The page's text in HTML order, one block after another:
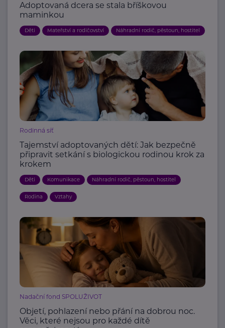
Adoptovaná dcera se stala bříškovou
maminkou
Děti Mateřství a rodičovství Náhradní rodič, pěstoun, hostitel
Rodinná síť
Tajemství adoptovaných dětí: Jak bezpečně
připravit setkání s biologickou rodinou krok za
krokem
Děti Komunikace Náhradní rodič, pěstoun, hostitel
Rodina Vztahy
Nadační fond SPOLUŽIVOT
Objetí, pohlazení nebo přání na dobrou noc.
Věci, které nejsou pro každé dítě